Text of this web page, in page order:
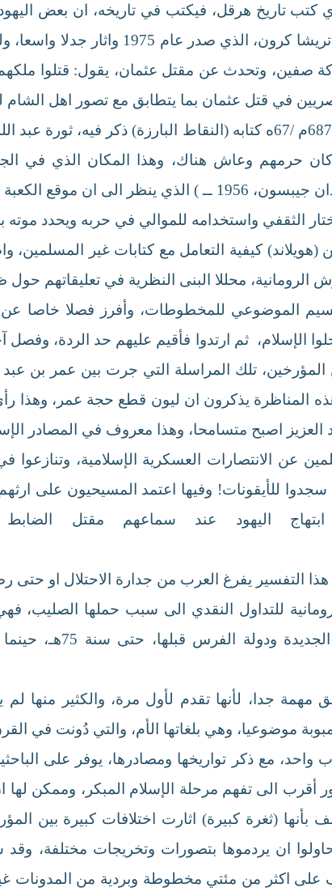
كتب تاريخ هرقل، فيكتب في تاريخه، ان بعض
كان مدخل كتاب (الهاجريون)
الأولى 661م معركة صفين، وتحدث عن مقتل عثمان،
في قتل عثمان بما يتطابق مع تصور اهل الشام
فيما كتب يوحنا بن الفنكي سنة 687م /67ه كتابه (النقاط
حرمهم وعاش هناك، وهذا المكان الذي في
الكعبة هو مدينة البتراء.
واستخدامه للموالي في حربه ويحدد موته بما
كيفية التعامل مع كتابات غير
الرومانية، محللا البنى النظرية في تعليقاتهم حول
الموضوعي للمخطوطات، وأفرز فصلا خاصا
الإسلام، ثم ارتدوا فأقيم عليهم حد الردة،
هذه المناظرة يذكرون ان ليون قطع حجة عمر،
العزيز اصبح متسامحا، وهذا معروف في المصادر
عن الانتصارات العسكرية الإسلامية،
للأيقونات! وفيها اعتمد المسيحيون على
ابتهاج اليهود عند سماعهم مقتل
الاحتلال الفارسي
التفسير يفرغ العرب من جدارة الاحتلال او
للتداول النقدي الى سبب حملها الصليب،
المتداولة في
مهمة جدا، لأنها تقدم لأول مرة، والكثير
موضوعيا، وهي بلغاتها الأم، والتي دُونت في
مع ذكر تواريخها ومصادرها، يوفر على
أقرب الى تفهم مرحلة الإسلام المبكر، وممكن لها
بأنها (ثغرة كبيرة) اثارت اختلافات كبيرة
حاولوا ان يردموها بتصورات وتخريجات مختلفة،
على اكثر من مئتي مخطوطة وبردية من المدونات غير